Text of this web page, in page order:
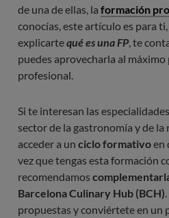
de una de ellas, la formación
conocías, este artículo es para
explicartequé es una FP, te
puedes aprovecharla al
profesional.
Si te interesan las
sector de la gastronomía y de la
acceder a un ciclo formativoen
vez que tengas esta formación
recomendamos
Barcelona Culinary Hub (BCH)
propuestas y conviértete en un